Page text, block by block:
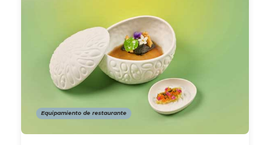
Equipamiento de restaurante